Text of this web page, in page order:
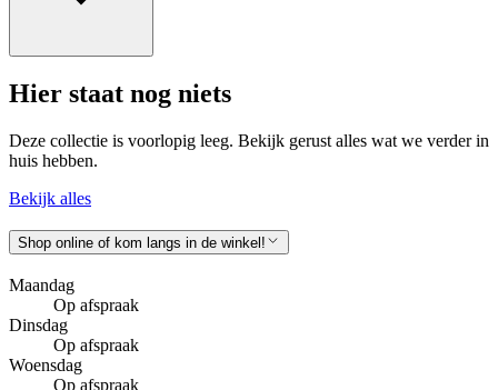
Hier staat nog niets
Deze collectie is voorlopig leeg. Bekijk gerust alles wat we verder in
huis hebben.
Bekijk alles
Shop online of kom langs in de winkel!
Maandag
Op afspraak
Dinsdag
Op afspraak
Woensdag
Op afspraak